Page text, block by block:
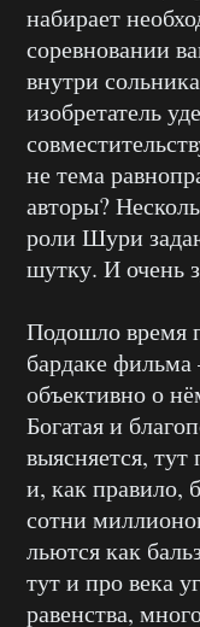
набирает
соревновании
внутри
изобретатель
не тема
авторы?
роли Шури
шутку. И очень
Подошло время
бардаке
объективно о
Богатая и
выясняется, тут
и, как правило,
сотни
льются как
тут и про века
равенства,